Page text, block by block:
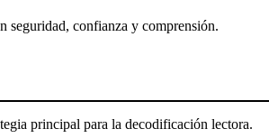
seguridad, confianza y comprensión.
principal para la decodificación lectora.